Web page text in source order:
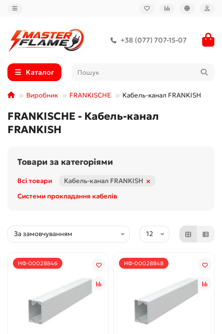
+38 (077) 707-15-07
Каталог
Виробник FRANKISCHE Кабель-канал FRANKISH
FRANKISCHE - Кабель-канал
FRANKISH
Товари за категоріями
Всі товари Кабель-канал FRANKISH ×
Системи прокладання кабелів
НФ-00028846 НФ-00028848